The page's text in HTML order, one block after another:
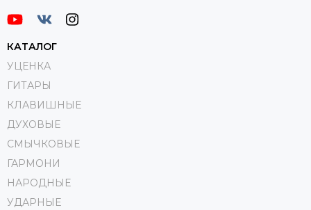
КАТАЛОГ
УЦЕНКА
ГИТАРЫ
КЛАВИШНЫЕ
ДУХОВЫЕ
СМЫЧКОВЫЕ
ГАРМОНИ
НАРОДНЫЕ
УДАРНЫЕ